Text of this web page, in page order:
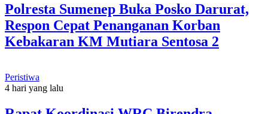
Polresta Sumenep Buka Posko Darurat,
Respon Cepat Penanganan Korban
Kebakaran KM Mutiara Sentosa 2
Peristiwa
4 hari yang lalu